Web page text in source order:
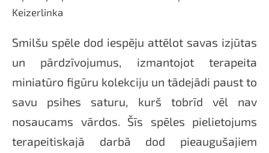
Keizerlinka
Smilšu spēle dod iespēju attēlot savas izjūtas
un pārdzīvojumus, izmantojot terapeita
miniatūro figūru kolekciju un tādejādi paust to
savu psihes saturu, kurš tobrīd vēl nav
nosaucams vārdos. Šīs spēles pielietojums
terapeitiskajā darbā dod pieaugušajiem